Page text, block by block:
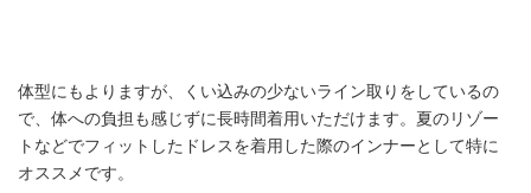
体型にもよりますが、くい込みの少ないライン取りをしているの
で、体への負担も感じずに長時間着用いただけます。夏のリゾー
トなどでフィットしたドレスを着用した際のインナーとして特に
オススメです。